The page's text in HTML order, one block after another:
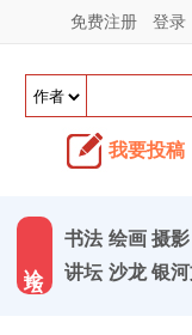
免费注册 登录
我要投稿
书法 绘画 摄影
讲坛 沙龙 银